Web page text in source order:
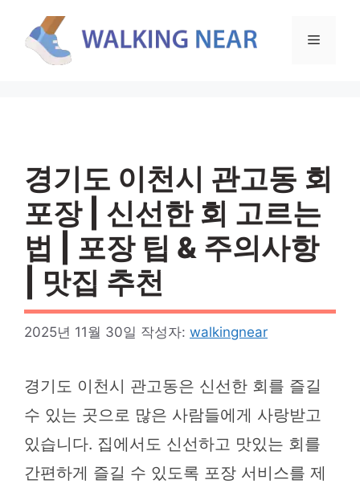
메
경기도 이천시 관고동 회
포장 | 신선한 회 고르는
법 | 포장 팁 & 주의사항
| 맛집 추천
2025년 11월 30일 작성자: walkingnear
경기도 이천시 관고동은 신선한 회를 즐길
수 있는 곳으로 많은 사람들에게 사랑받고
있습니다. 집에서도 신선하고 맛있는 회를
간편하게 즐길 수 있도록 포장 서비스를 제